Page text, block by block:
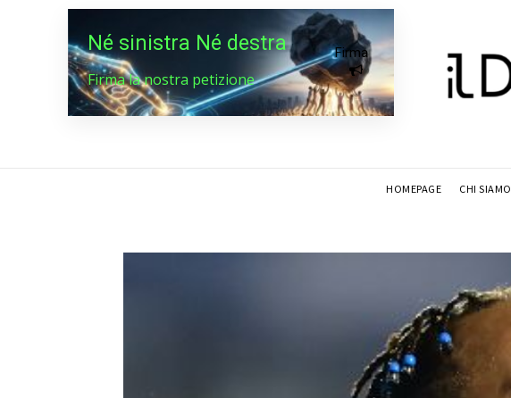
Né sinistra Né destra
Firma la nostra petizione
Firma
HOMEPAGE CHI SIAMO